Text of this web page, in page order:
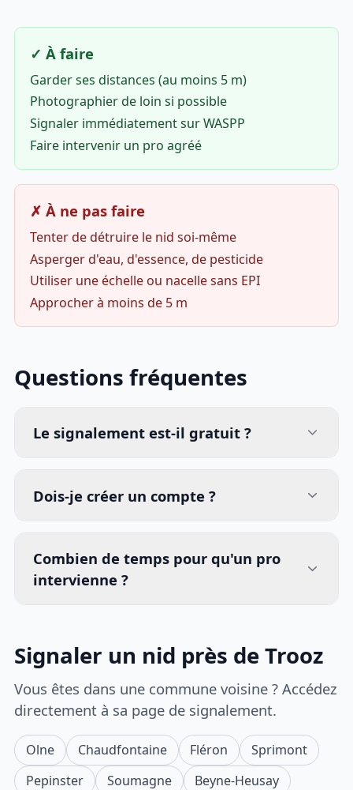
✓ À faire
Garder ses distances (au moins 5 m)
Photographier de loin si possible
Signaler immédiatement sur WASPP
Faire intervenir un pro agréé
✗ À ne pas faire
Tenter de détruire le nid soi-même
Asperger d'eau, d'essence, de pesticide
Utiliser une échelle ou nacelle sans EPI
Approcher à moins de 5 m
Questions fréquentes
Le signalement est-il gratuit ?
Dois-je créer un compte ?
Combien de temps pour qu'un pro
intervienne ?
Signaler un nid près de Trooz
Vous êtes dans une commune voisine ? Accédez
directement à sa page de signalement.
Olne Chaudfontaine Fléron
Sprimont
Pepinster
Soumagne
Beyne-Heusay